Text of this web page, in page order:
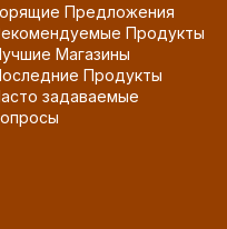
Предложения
Продукты
Магазины
Продукты
задаваемые